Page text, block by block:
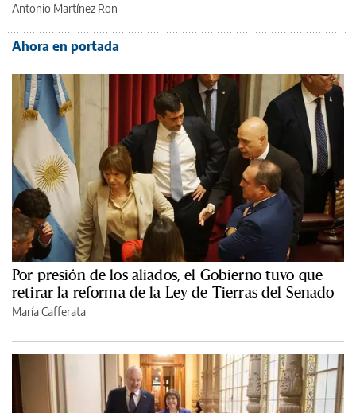
Antonio Martínez Ron
Ahora en portada
Por presión de los aliados, el Gobierno tuvo que
retirar la reforma de la Ley de Tierras del Senado
María Cafferata